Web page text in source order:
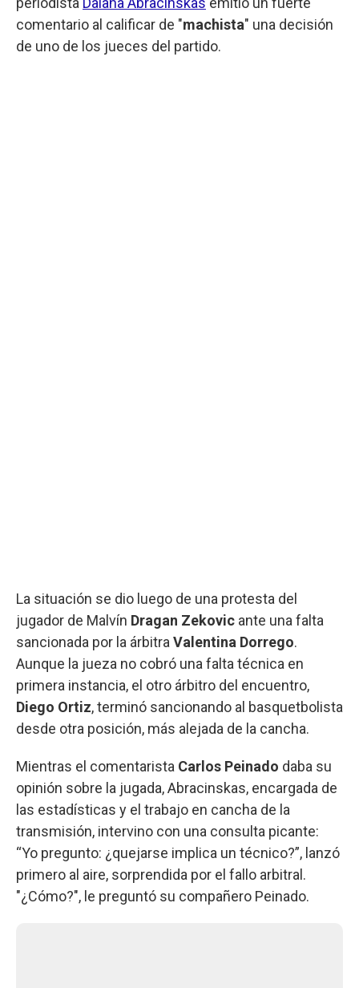
comentario al calificar de "machista" una decisión
de uno de los jueces del partido.
La situación se dio luego de una protesta del
jugador de Malvín Dragan Zekovic ante una falta
sancionada por la árbitra Valentina Dorrego.
Aunque la jueza no cobró una falta técnica en
primera instancia, el otro árbitro del encuentro,
Diego Ortiz, terminó sancionando al basquetbolista
desde otra posición, más alejada de la cancha.
Mientras el comentarista Carlos Peinado daba su
opinión sobre la jugada, Abracinskas, encargada de
las estadísticas y el trabajo en cancha de la
transmisión, intervino con una consulta picante:
“Yo pregunto: ¿quejarse implica un técnico?”, lanzó
primero al aire, sorprendida por el fallo arbitral.
"¿Cómo?", le preguntó su compañero Peinado.